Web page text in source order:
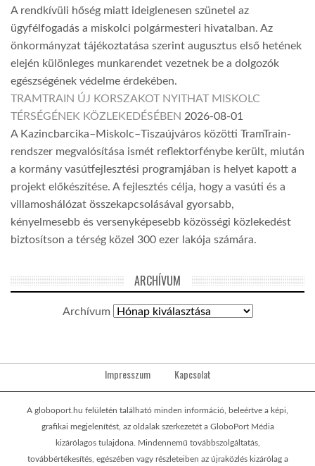
A rendkívüli hőség miatt ideiglenesen szünetel az
ügyfélfogadás a miskolci polgármesteri hivatalban. Az
önkormányzat tájékoztatása szerint augusztus első hetének
elején különleges munkarendet vezetnek be a dolgozók
egészségének védelme érdekében.
TRAMTRAIN ÚJ KORSZAKOT NYITHAT MISKOLC
TÉRSÉGÉNEK KÖZLEKEDÉSÉBEN 2026-08-01
A Kazincbarcika–Miskolc–Tiszaújváros közötti TramTrain-
rendszer megvalósítása ismét reflektorfénybe került, miután
a kormány vasútfejlesztési programjában is helyet kapott a
projekt előkészítése. A fejlesztés célja, hogy a vasúti és a
villamoshálózat összekapcsolásával gyorsabb,
kényelmesebb és versenyképesebb közösségi közlekedést
biztosítson a térség közel 300 ezer lakója számára.
ARCHÍVUM
Archívum
Impresszum Kapcsolat
A globoport.hu felületén található minden információ, beleértve a képi,
grafikai megjelenítést, az oldalak szerkezetét a GloboPort Média
kizárólagos tulajdona. Mindennemű továbbszolgáltatás,
továbbértékesítés, egészében vagy részleteiben az újraközlés kizárólag a